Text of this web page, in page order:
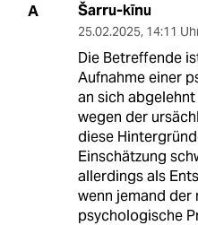
A Šarru-kīnu
25.02.2025, 14:11
Die Betreffende
Aufnahme einer
an sich
wegen der
diese
Einschätzung
allerdings als
wenn jemand der
psychologische